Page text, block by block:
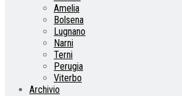
Amelia
Bolsena
Lugnano
Narni
Terni
Perugia
Viterbo
Archivio